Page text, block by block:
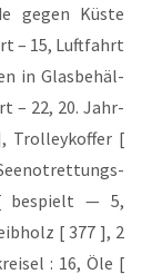
gegen Küs­te
– 15, Luft­fahrt
in Glas­be­häl­
– 22, 20. Jahr­
Trol­ley­kof­fer [
See­not­ret­tungs­
bespielt — 5,
[ 377 ], 2
: 16, Öle [